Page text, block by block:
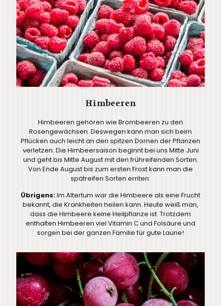
Himbeeren
Himbeeren gehören wie Brombeeren zu den
Rosengewächsen. Deswegen kann man sich beim
Pflücken auch leicht an den spitzen Dornen der Pflanzen
verletzen. Die Himbeersaison beginnt bei uns Mitte Juni
und geht bis Mitte August mit den frühreifenden Sorten.
Von Ende August bis zum ersten Frost kann man die
spätreifen Sorten ernten.
Übrigens:Im Altertum war die Himbeere als eine Frucht
bekannt, die Krankheiten heilen kann. Heute weiß man,
dass die Himbeere keine Heilpflanze ist. Trotzdem
enthalten Himbeeren viel Vitamin C und Folsäure und
sorgen bei der ganzen Familie für gute Laune!